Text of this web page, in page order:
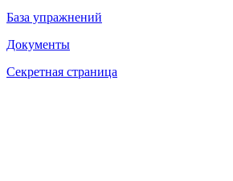
База упражнений
Документы
Секретная страница